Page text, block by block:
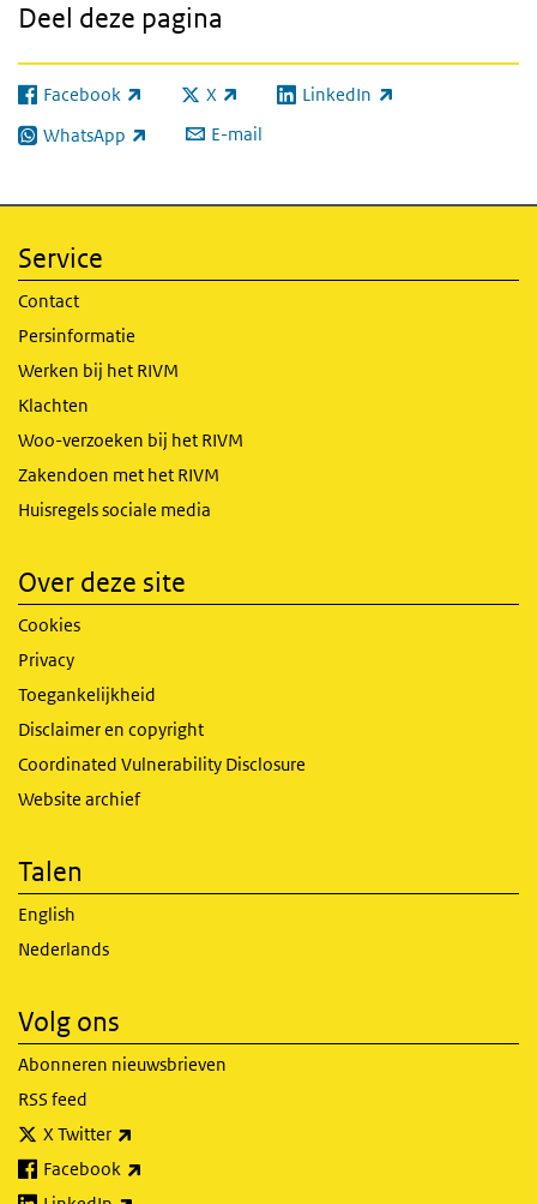
Deel deze pagina
Facebook
(externe link) X
(externe link) LinkedIn
(externe link)
WhatsApp
(externe link) E-mail
Service
Contact
Persinformatie
Werken bij het RIVM
Klachten
Woo-verzoeken bij het RIVM
Zakendoen met het RIVM
Huisregels sociale media
Over deze site
Cookies
Privacy
Toegankelijkheid
Disclaimer en copyright
Coordinated Vulnerability Disclosure
Website archief
Talen
English
Nederlands
Volg ons
Abonneren nieuwsbrieven
RSS feed
X Twitter
Facebook